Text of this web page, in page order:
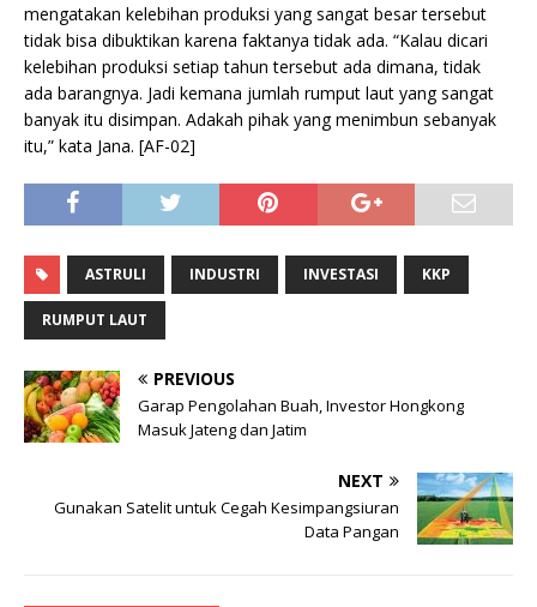
mengatakan kelebihan produksi yang sangat besar tersebut
tidak bisa dibuktikan karena faktanya tidak ada. “Kalau dicari
kelebihan produksi setiap tahun tersebut ada dimana, tidak
ada barangnya. Jadi kemana jumlah rumput laut yang sangat
banyak itu disimpan. Adakah pihak yang menimbun sebanyak
itu,” kata Jana. [AF-02]
ASTRULI INDUSTRI INVESTASI KKP
RUMPUT LAUT
PREVIOUS
Garap Pengolahan Buah, Investor Hongkong
Masuk Jateng dan Jatim
NEXT
Gunakan Satelit untuk Cegah Kesimpangsiuran
Data Pangan